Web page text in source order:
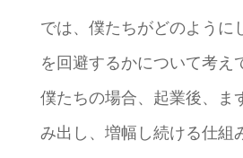
では、僕たちがどのように
を回避するかについて考え
僕たちの場合、起業後、ま
み出し、増幅し続ける仕組